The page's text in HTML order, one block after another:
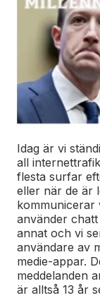
Idag är vi
all
flesta surfar
eller när de är
kommunicerar
använder
annat och vi
användare av
medie-appar.
meddelanden
är alltså 13 år